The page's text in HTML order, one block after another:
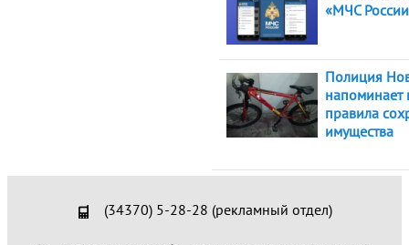
«МЧС
Полиция
напоминает
правила
имущества
(34370) 5-28-28 (рекламный отдел)